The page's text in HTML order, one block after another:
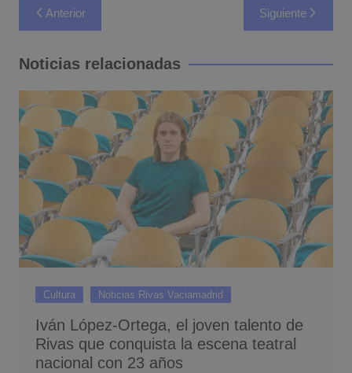
Navegación
de
entradas
Anterior Siguiente
Noticias relacionadas
Cultura Noticias Rivas Vaciamadrid
Iván López-Ortega, el joven talento de
Rivas que conquista la escena teatral
nacional con 23 años